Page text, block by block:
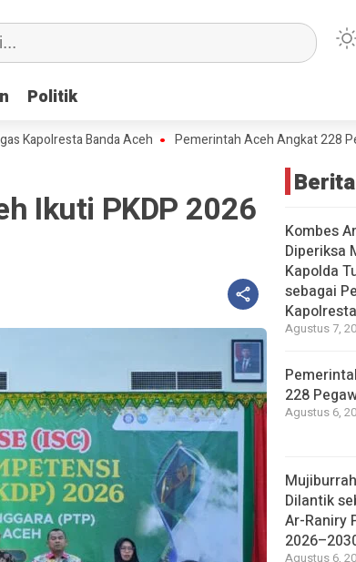
Politik
Politik
Banda Aceh Pemerintah Aceh Angkat 228 Pegawai
Ikuti PKDP 2026
Kombes
Diperiksa
Kapolda
sebagai
Agustus 7,
228
Agustus 6,
Dilantik
Ar-Raniry
Agustus 6,